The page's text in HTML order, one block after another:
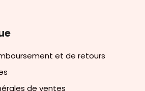
et de retours
de ventes